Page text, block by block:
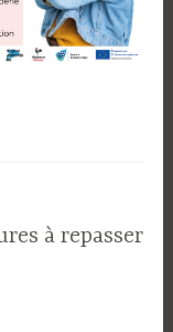
à repasser